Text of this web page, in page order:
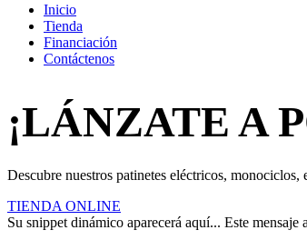
Inicio
Tienda
Financiación
Contáctenos
¡LÁNZATE A
Descubre nuestros patinetes eléctricos,
TIENDA ONLINE
Su snippet dinámico aparecerá aquí... Este